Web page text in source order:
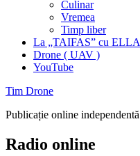
Culinar
Vremea
Timp liber
La „TAIFAS” cu ELLA
Drone ( UAV )
YouTube
Tim Drone
Publicație online independentă
Radio online